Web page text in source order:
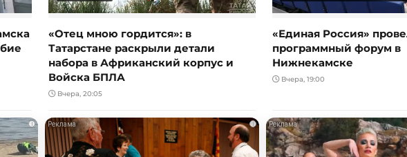
«Отец мною гордится»: в
Татарстане раскрыли детали
набора в Африканский корпус и
Войска БПЛА
Вчера, 20:05
«Единая Россия»
программный форум в
Нижнекамске
Вчера, 19:00
i i